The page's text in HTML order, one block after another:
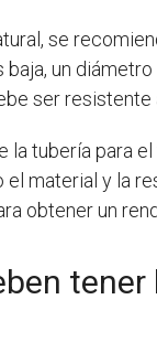
se
un
ser resistente
la tubería para
material y la
obtener un